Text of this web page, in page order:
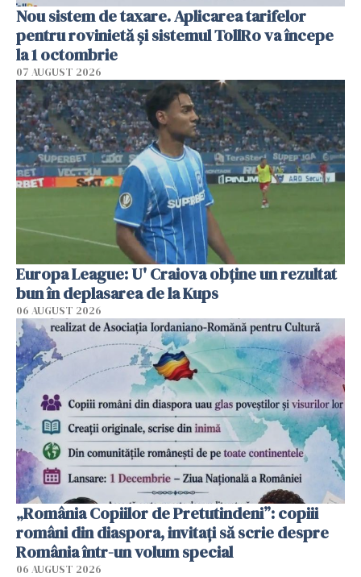
Nou sistem de taxare. Aplicarea tarifelor
pentru rovinietă şi sistemul TollRo va începe
la 1 octombrie
07 AUGUST 2026
Europa League: U' Craiova obține un rezultat
bun în deplasarea de la Kups
06 AUGUST 2026
„România Copiilor de Pretutindeni”: copiii
români din diaspora, invitați să scrie despre
România într-un volum special
06 AUGUST 2026